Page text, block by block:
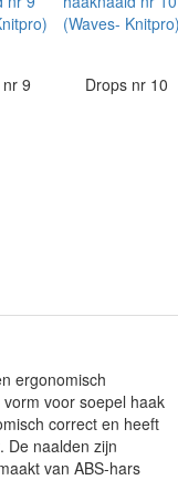
9 Drops nr 10
ergonomisch
voor soepel haak
correct en heeft
De naalden zijn
van ABS-hars